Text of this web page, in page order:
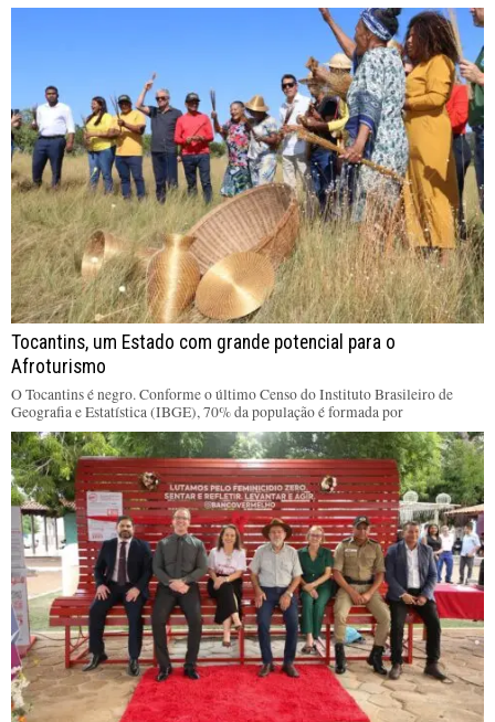
Tocantins, um Estado com grande potencial para o
Afroturismo
O Tocantins é negro. Conforme o último Censo do Instituto Brasileiro de
Geografia e Estatística (IBGE), 70% da população é formada por